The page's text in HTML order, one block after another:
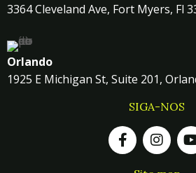
3364 Cleveland Ave, Fort Myers, Fl
Orlando
1925 E Michigan St, Suite 201,
SIGA-NOS